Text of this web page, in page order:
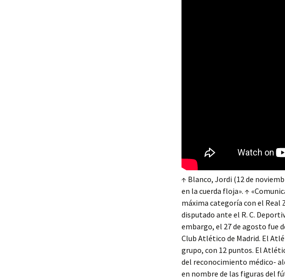
↑ Blanco, Jordi (12 de
en la cuerda floja». ↑
máxima categoría con el Real
disputado ante el R. C.
embargo, el 27 de agosto fue
Club Atlético de Madrid. El
grupo, con 12 puntos. El
del reconocimiento médico-
en nombre de las figuras del